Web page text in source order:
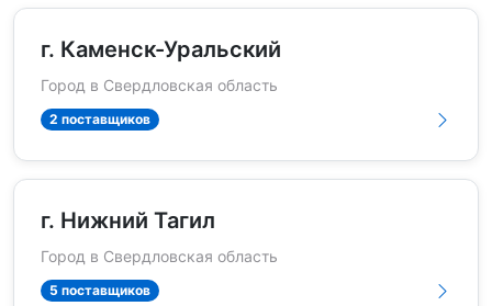
г. Каменск-Уральский
Город в Свердловская область
2 поставщиков
г. Нижний Тагил
Город в Свердловская область
5 поставщиков